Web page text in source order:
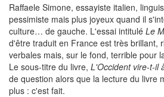
Raffaele Simone, essayiste italien,
pessimiste mais plus joyeux quand il
culture… de gauche. L'essai intitulé Le
d'être traduit en France est très brillant,
verbales mais, sur le fond, terrible pour
Le sous-titre du livre, L'Occident vire-t-il
de question alors que la lecture du livre
plus : c'est fait.